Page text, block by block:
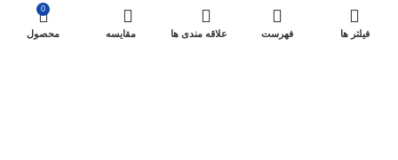
صفحه فروشگاه
فیلتر ها فهرست علاقه مندی ها مقایسه
0
محصول